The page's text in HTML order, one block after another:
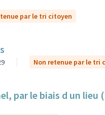
par le tri citoyen
Non retenue par le tri
par le biais d un lieu